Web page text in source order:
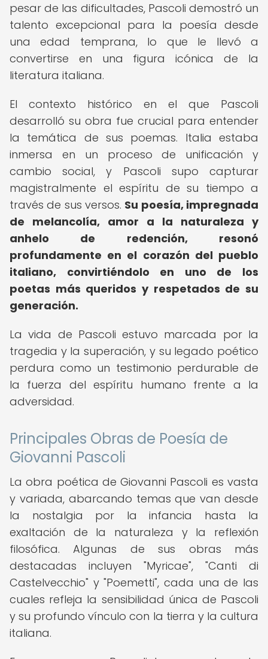
pesar de las dificultades, Pascoli demostró un
talento excepcional para la poesía desde
una edad temprana, lo que le llevó a
convertirse en una figura icónica de la
literatura italiana.
El contexto histórico en el que Pascoli
desarrolló su obra fue crucial para entender
la temática de sus poemas. Italia estaba
inmersa en un proceso de unificación y
cambio social, y Pascoli supo capturar
magistralmente el espíritu de su tiempo a
través de sus versos. Su poesía, impregnada
de melancolía, amor a la naturaleza y
anhelo de redención, resonó
profundamente en el corazón del pueblo
italiano, convirtiéndolo en uno de los
poetas más queridos y respetados de su
generación.
La vida de Pascoli estuvo marcada por la
tragedia y la superación, y su legado poético
perdura como un testimonio perdurable de
la fuerza del espíritu humano frente a la
adversidad.
Principales Obras de Poesía de
Giovanni Pascoli
La obra poética de Giovanni Pascoli es vasta
y variada, abarcando temas que van desde
la nostalgia por la infancia hasta la
exaltación de la naturaleza y la reflexión
filosófica. Algunas de sus obras más
destacadas incluyen "Myricae", "Canti di
Castelvecchio" y "Poemetti", cada una de las
cuales refleja la sensibilidad única de Pascoli
y su profundo vínculo con la tierra y la cultura
italiana.